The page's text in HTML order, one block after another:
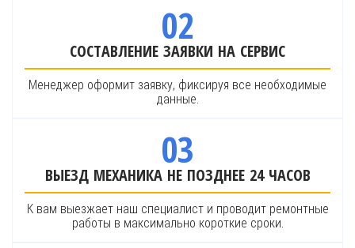
02
СОСТАВЛЕНИЕ ЗАЯВКИ НА СЕРВИС
Менеджер оформит заявку, фиксируя все необходимые
данные.
03
ВЫЕЗД МЕХАНИКА НЕ ПОЗДНЕЕ 24 ЧАСОВ
К вам выезжает наш специалист и проводит ремонтные
работы в максимально короткие сроки.